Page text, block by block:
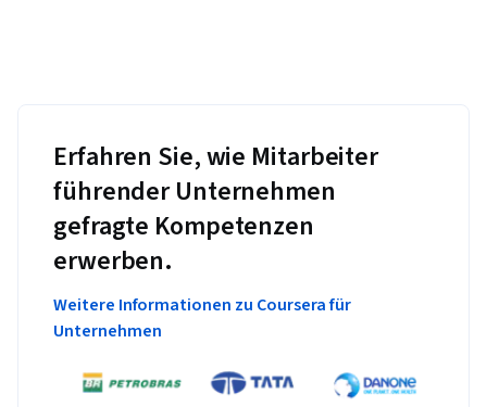
Erfahren Sie, wie Mitarbeiter
führender Unternehmen
gefragte Kompetenzen
erwerben.
Weitere Informationen zu Coursera für
Unternehmen